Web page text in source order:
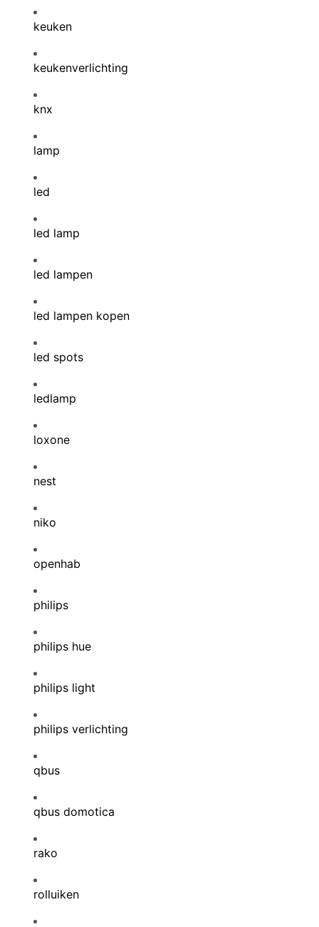
keuken
keukenverlichting
knx
lamp
led
led lamp
led lampen
led lampen kopen
led spots
ledlamp
loxone
nest
niko
openhab
philips
philips hue
philips light
philips verlichting
qbus
qbus domotica
rako
rolluiken